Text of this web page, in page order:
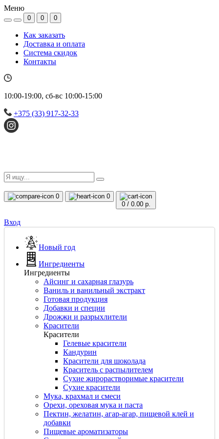
Меню
0 0 0
Как заказать
Доставка и оплата
Система скидок
Контакты
10:00-19:00, сб-вс 10:00-15:00
+375 (33) 917-32-33
0
0
0/ 0.00 р.
Вход
Новый год
Ингредиенты
Ингредиенты
Айсинг и сахарная глазурь
Ваниль и ванильный экстракт
Готовая продукция
Добавки и специи
Дрожжи и разрыхлители
Красители
Красители
Гелевые красители
Кандурин
Красители для шоколада
Краситель с распылителем
Сухие жирорастворимые красители
Сухие красители
Мука, крахмал и смеси
Орехи, ореховая мука и паста
Пектин, желатин, агар-агар, пищевой клей и
добавки
Пищевые ароматизаторы